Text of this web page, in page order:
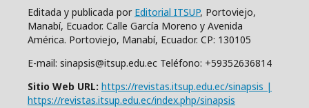
Editada y publicada por Editorial ITSUP, Portoviejo,
Manabí, Ecuador. Calle García Moreno y Avenida
América. Portoviejo, Manabí, Ecuador. CP: 130105
E-mail: sinapsis@itsup.edu.ec Teléfono: +59352636814
Sitio Web URL: https://revistas.itsup.edu.ec/sinapsis |
https://revistas.itsup.edu.ec/index.php/sinapsis